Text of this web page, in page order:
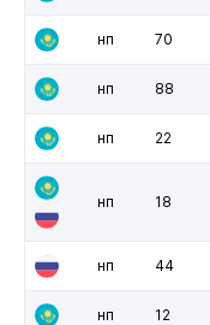
нп 70
нп 88
нп 22
нп 18
нп 44
нп 12